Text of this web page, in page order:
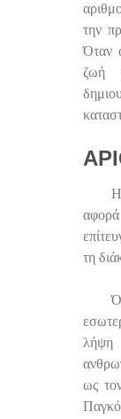
την
Όταν
ζωή
Η
τη
ως